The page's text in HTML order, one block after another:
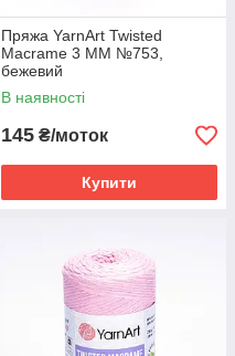
Пряжа YarnArt Twisted
Macrame 3 MM №753,
бежевий
В наявності
145 ₴/моток
Купити